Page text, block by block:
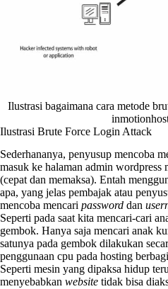
Ilustrasi bagaimana cara metode
Ilustrasi Brute Force Login Attack
Sederhananya, penyusup mencoba
masuk ke halaman admin wordpress
(cepat dan memaksa). Entah
apa, yang jelas pembajak atau
mencoba mencari password dan
Seperti pada saat kita mencari-cari
gembok. Hanya saja mencari anak
satunya pada gembok dilakukan
penggunaan cpu pada hosting
Seperti mesin yang dipaksa hidup
menyebabkan website tidak bisa